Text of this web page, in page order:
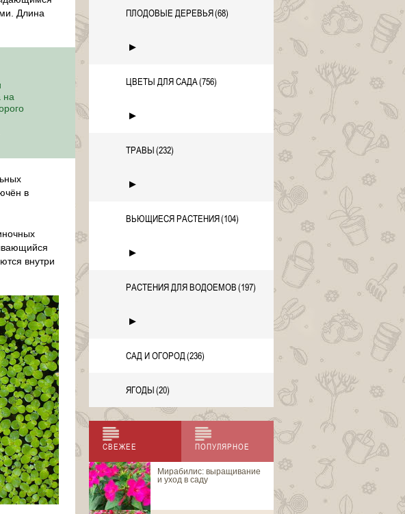
Длина
на
в
внутри
ПЛОДОВЫЕ ДЕРЕВЬЯ(68)
►
ЦВЕТЫ ДЛЯ САДА(756)
►
ТРАВЫ(232)
►
ВЬЮЩИЕСЯ РАСТЕНИЯ(104)
►
РАСТЕНИЯ ДЛЯ ВОДОЕМОВ(197)
►
САД И ОГОРОД(236)
ЯГОДЫ(20)
СВЕЖЕЕ ПОПУЛЯРНОЕ
Мирабилис: выращивание
и уход в саду